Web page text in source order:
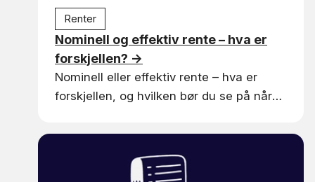
Renter
Nominell og effektiv rente – hva er
forskjellen? →
Nominell eller effektiv rente – hva er
forskjellen, og hvilken bør du se på når
det enkelt.